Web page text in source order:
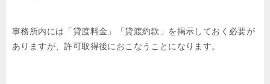
事務所内には「貸渡料金」「貸渡約款」を掲示しておく必要が
ありますが、許可取得後におこなうことになります。